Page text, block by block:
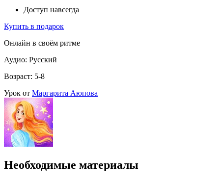
Доступ навсегда
Купить в подарок
Онлайн в своём ритме
Аудио: Русский
Возраст: 5-8
Урок от Маргарита Аюпова
Необходимые материалы